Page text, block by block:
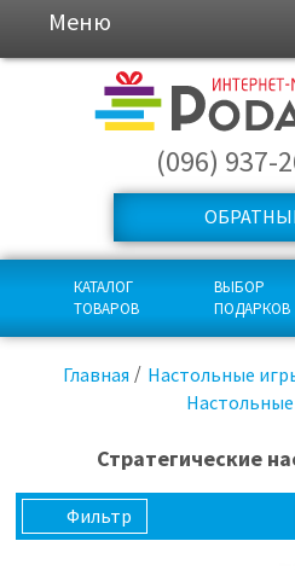
Меню
(096) 937-
КАТАЛОГ
ТОВАРОВ
ВЫБОР
ПОДАРКОВ
Главная
Настольные
Стратегические
Фильтр